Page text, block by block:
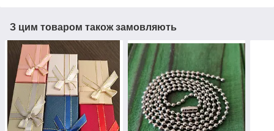
З цим товаром також замовляють